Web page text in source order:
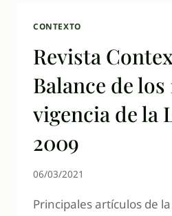
CONTEXTO
Revista
Balance de los
vigencia de la
2009
06/03/2021
Principales artículos de